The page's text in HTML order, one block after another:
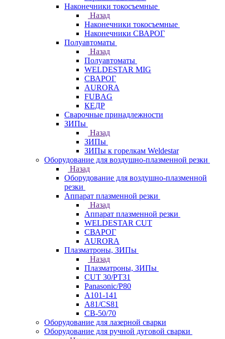
Наконечники токосъемные
Назад
Наконечники токосъемные
Наконечники СВАРОГ
Полуавтоматы
Назад
Полуавтоматы
WELDESTAR MIG
СВАРОГ
AURORA
FUBAG
КЕДР
Сварочные принадлежности
ЗИПы
Назад
ЗИПы
ЗИПы к горелкам Weldestar
Оборудование для воздушно-плазменной резки
Назад
Оборудование для воздушно-плазменной
резки
Аппарат плазменной резки
Назад
Аппарат плазменной резки
WELDESTAR CUT
СВАРОГ
AURORA
Плазматроны, ЗИПы
Назад
Плазматроны, ЗИПы
CUT 30/PT31
Panasonic/P80
А101-141
А81/CS81
СВ-50/70
Оборудование для лазерной сварки
Оборудование для ручной дуговой сварки